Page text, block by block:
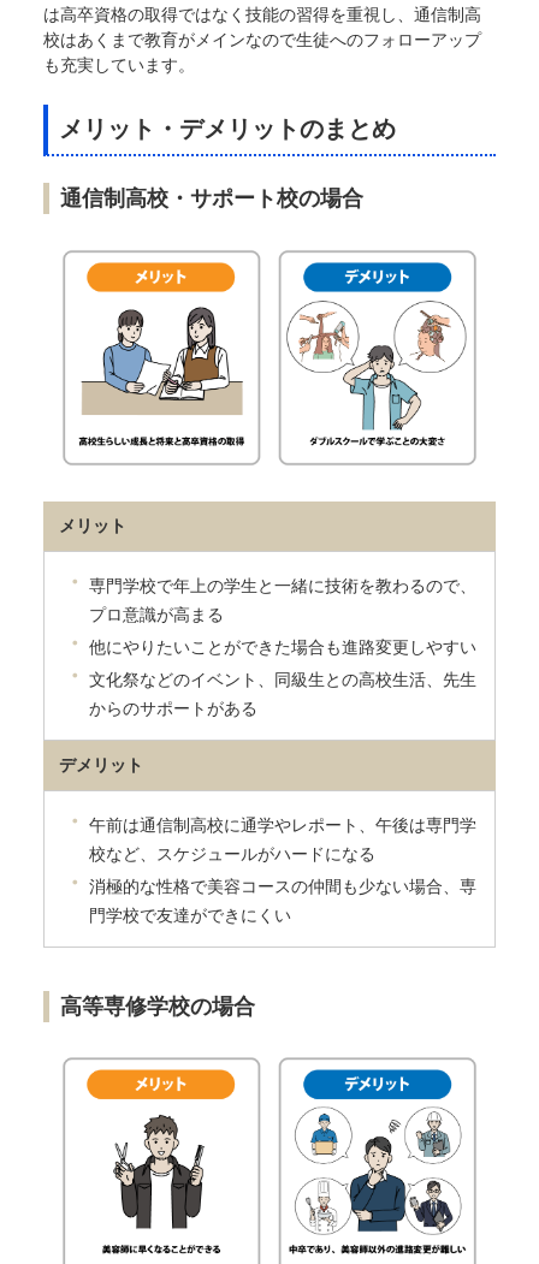
は高卒資格の取得ではなく技能の習得を重視し、通信制高
校はあくまで教育がメインなので生徒へのフォローアップ
も充実しています。
メリット・デメリットのまとめ
通信制高校・サポート校の場合
メリット
専門学校で年上の学生と一緒に技術を教わるので、
プロ意識が高まる
他にやりたいことができた場合も進路変更しやすい
文化祭などのイベント、同級生との高校生活、先生
からのサポートがある
デメリット
午前は通信制高校に通学やレポート、午後は専門学
校など、スケジュールがハードになる
消極的な性格で美容コースの仲間も少ない場合、専
門学校で友達ができにくい
高等専修学校の場合